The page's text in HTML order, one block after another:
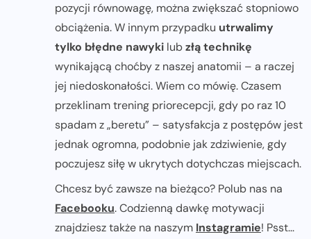
pozycji równowagę, można zwiększać stopniowo
obciążenia. W innym przypadku utrwalimy
tylko błędne nawyki lubzłą technikę
wynikającą choćby z naszej anatomii – a raczej
jej niedoskonałości. Wiem co mówię. Czasem
przeklinam trening priorecepcji, gdy po raz 10
spadam z „beretu” – satysfakcja z postępów jest
jednak ogromna, podobnie jak zdziwienie, gdy
poczujesz siłę w ukrytych dotychczas miejscach.
Chcesz być zawsze na bieżąco? Polub nas na
Facebooku. Codzienną dawkę motywacji
znajdziesz także na naszym Instagramie! Psst...